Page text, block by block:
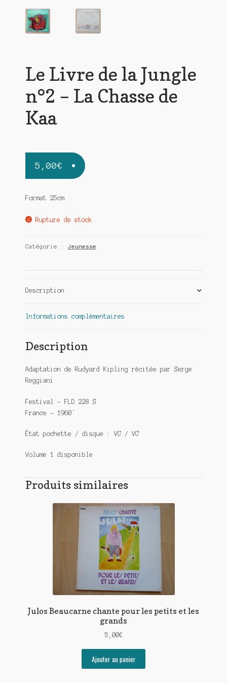
Le Livre de la Jungle
n°2 – La Chasse de
Kaa
5,00€
Format 25cm
Rupture de stock
Catégorie : Jeunesse
Description
Informations complémentaires
Description
Adaptation de Rudyard Kipling récitée par Serge
Reggiani
Festival – FLD 228 S
France – 1960′
État pochette / disque : VG / VG
Volume 1 disponible
Produits similaires
Julos Beaucarne chante pour les petits et les
grands
5,00€
Ajouter au panier